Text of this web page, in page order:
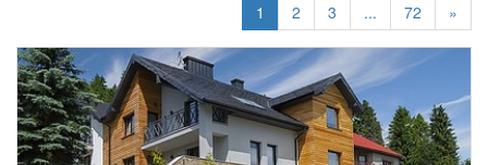
1 2 3 ... 72 »